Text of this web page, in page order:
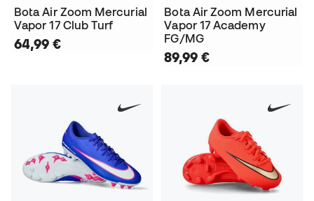
Bota Air Zoom Mercurial
Vapor 17 Club Turf
64,99 €
Bota Air Zoom Mercurial
Vapor 17 Academy
FG/MG
89,99 €